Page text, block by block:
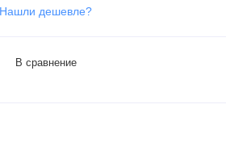
Нашли дешевле?
В сравнение